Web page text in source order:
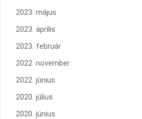
2023. május
2023. április
2023. február
2022. november
2022. június
2020. július
2020. június